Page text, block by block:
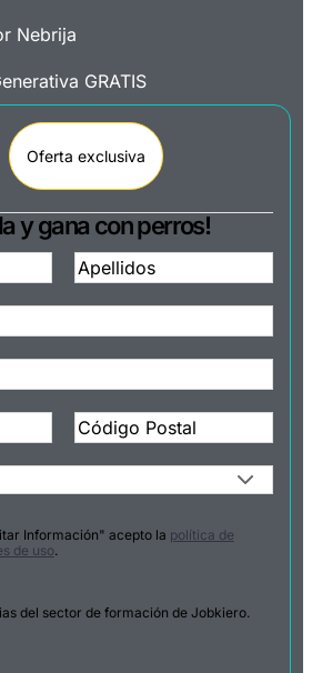
Nebrija
GRATIS
Oferta exclusiva
y gana con perros!
Información" acepto la política de
de uso.
del sector de formación de Jobkiero.